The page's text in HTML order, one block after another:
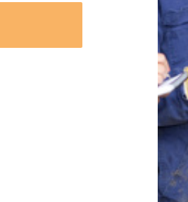
Unternehmen lohnt, wie man sich
vorbereitet und wie ein Vorab-Anruf